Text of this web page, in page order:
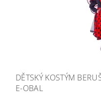
DĚTSKÝ KOSTÝM
E-OBAL